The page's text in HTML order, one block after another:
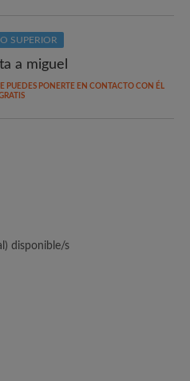
SUPERIOR
a miguel
PUEDES PONERTE EN CONTACTO CON ÉL
disponible/s